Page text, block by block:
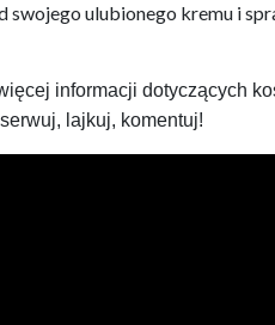
swojego ulubionego kremu i
informacji dotyczących
lajkuj, komentuj!